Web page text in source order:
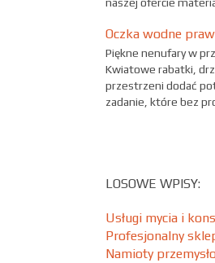
Oczka wodne
Piękne nenufary w
Kwiatowe rabatki,
przestrzeni dodać
zadanie, które bez
LOSOWE WPISY:
Usługi mycia i
Profesjonalny
Namioty